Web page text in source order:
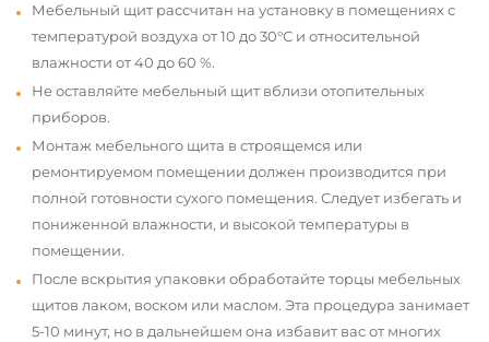
Мебельный щит рассчитан на установку в помещениях с
температурой воздуха от 10 до 30°С и относительной
влажности от 40 до 60 %.
Не оставляйте мебельный щит вблизи отопительных
приборов.
Монтаж мебельного щита в строящемся или
ремонтируемом помещении должен производится при
полной готовности сухого помещения. Следует избегать и
пониженной влажности, и высокой температуры в
помещении.
После вскрытия упаковки обработайте торцы мебельных
щитов лаком, воском или маслом. Эта процедура занимает
5-10 минут, но в дальнейшем она избавит вас от многих